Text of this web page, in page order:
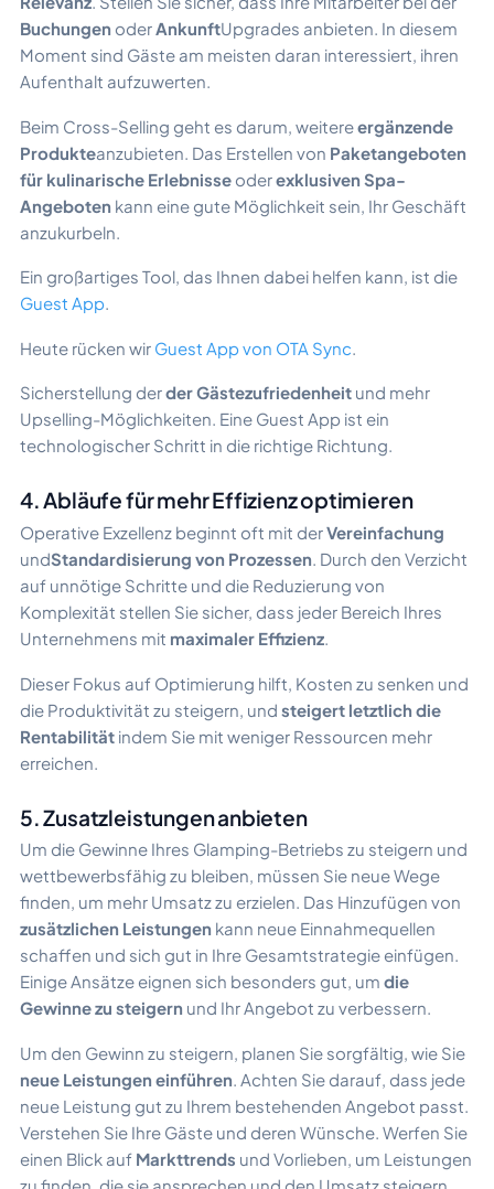
Buchungen oderAnkunftUpgrades anbieten. In diesem
Moment sind Gäste am meisten daran interessiert, ihren
Aufenthalt aufzuwerten.
Beim Cross-Selling geht es darum, weitereergänzende
Produkteanzubieten. Das Erstellen von Paketangeboten
für kulinarische Erlebnisse oderexklusiven Spa-
Angeboten kann eine gute Möglichkeit sein, Ihr Geschäft
anzukurbeln.
Ein großartiges Tool, das Ihnen dabei helfen kann, ist die
Guest App.
Heute rücken wir Guest App von OTA Sync.
Sicherstellung derder Gästezufriedenheit und mehr
Upselling-Möglichkeiten. Eine Guest App ist ein
technologischer Schritt in die richtige Richtung.
4. Abläufe für mehr Effizienz optimieren
Operative Exzellenz beginnt oft mit derVereinfachung
undStandardisierung von Prozessen. Durch den Verzicht
auf unnötige Schritte und die Reduzierung von
Komplexität stellen Sie sicher, dass jeder Bereich Ihres
Unternehmens mit maximaler Effizienz.
Dieser Fokus auf Optimierung hilft, Kosten zu senken und
die Produktivität zu steigern, und steigert letztlich die
Rentabilität indem Sie mit weniger Ressourcen mehr
erreichen.
5. Zusatzleistungen anbieten
Um die Gewinne Ihres Glamping-Betriebs zu steigern und
wettbewerbsfähig zu bleiben, müssen Sie neue Wege
finden, um mehr Umsatz zu erzielen. Das Hinzufügen von
zusätzlichen Leistungen kann neue Einnahmequellen
schaffen und sich gut in Ihre Gesamtstrategie einfügen.
Einige Ansätze eignen sich besonders gut, um die
Gewinne zu steigern und Ihr Angebot zu verbessern.
Um den Gewinn zu steigern, planen Sie sorgfältig, wie Sie
neue Leistungen einführen. Achten Sie darauf, dass jede
neue Leistung gut zu Ihrem bestehenden Angebot passt.
Verstehen Sie Ihre Gäste und deren Wünsche. Werfen Sie
einen Blick auf Markttrends und Vorlieben, um Leistungen